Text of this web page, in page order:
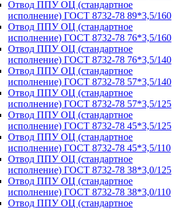
Отвод ППУ ОЦ (стандартное
исполнение) ГОСТ 8732-78 89*3,5/160
Отвод ППУ ОЦ (стандартное
исполнение) ГОСТ 8732-78 76*3,5/160
Отвод ППУ ОЦ (стандартное
исполнение) ГОСТ 8732-78 76*3,5/140
Отвод ППУ ОЦ (стандартное
исполнение) ГОСТ 8732-78 57*3,5/140
Отвод ППУ ОЦ (стандартное
исполнение) ГОСТ 8732-78 57*3,5/125
Отвод ППУ ОЦ (стандартное
исполнение) ГОСТ 8732-78 45*3,5/125
Отвод ППУ ОЦ (стандартное
исполнение) ГОСТ 8732-78 45*3,5/110
Отвод ППУ ОЦ (стандартное
исполнение) ГОСТ 8732-78 38*3,0/125
Отвод ППУ ОЦ (стандартное
исполнение) ГОСТ 8732-78 38*3,0/110
Отвод ППУ ОЦ (стандартное